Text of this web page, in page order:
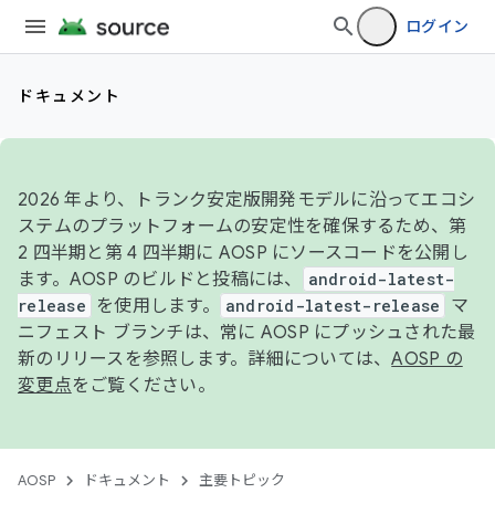
ログイン
ドキュメント
2026 年より、トランク安定版開発モデルに沿ってエコシ
ステムのプラットフォームの安定性を確保するため、第
2 四半期と第 4 四半期に AOSP にソースコードを公開し
ます。AOSP のビルドと投稿には、
android-latest-
release
を使用します。 android-latest-release
マ
ニフェスト ブランチは、常に AOSP にプッシュされた最
新のリリースを参照します。詳細については、AOSP の
変更点をご覧ください。
AOSP ドキュメント 主要トピック